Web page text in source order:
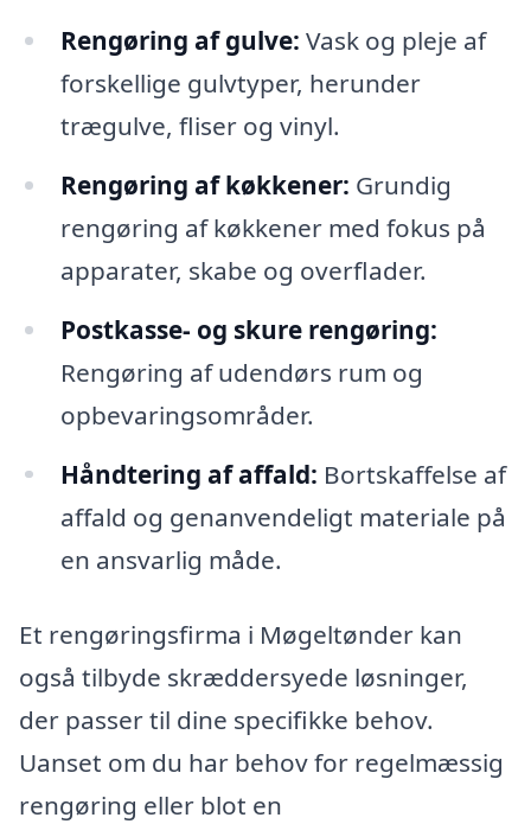
Rengøring af gulve: Vask og pleje af
forskellige gulvtyper, herunder
trægulve, fliser og vinyl.
Rengøring af køkkener: Grundig
rengøring af køkkener med fokus på
apparater, skabe og overflader.
Postkasse- og skure rengøring:
Rengøring af udendørs rum og
opbevaringsområder.
Håndtering af affald: Bortskaffelse af
affald og genanvendeligt materiale på
en ansvarlig måde.
Et rengøringsfirma i Møgeltønder kan
også tilbyde skræddersyede løsninger,
der passer til dine specifikke behov.
Uanset om du har behov for regelmæssig
rengøring eller blot en